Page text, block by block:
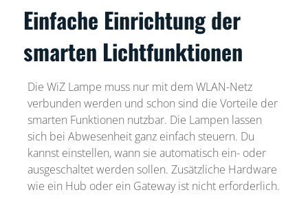
Einfache Einrichtung der
smarten Lichtfunktionen
Die WiZ Lampe muss nur mit dem WLAN-Netz
verbunden werden und schon sind die Vorteile der
smarten Funktionen nutzbar. Die Lampen lassen
sich bei Abwesenheit ganz einfach steuern. Du
kannst einstellen, wann sie automatisch ein- oder
ausgeschaltet werden sollen. Zusätzliche Hardware
wie ein Hub oder ein Gateway ist nicht erforderlich.